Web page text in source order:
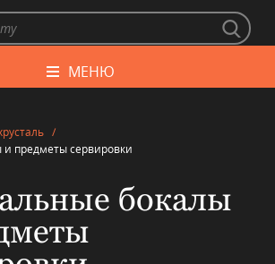
МЕНЮ
/
и предметы сервировки
бокалы